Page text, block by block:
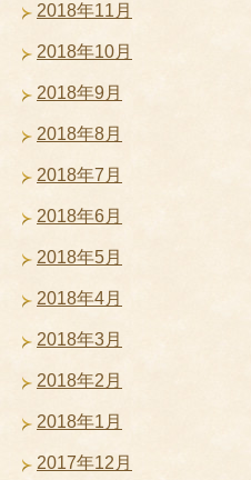
2018年11月
2018年10月
2018年9月
2018年8月
2018年7月
2018年6月
2018年5月
2018年4月
2018年3月
2018年2月
2018年1月
2017年12月